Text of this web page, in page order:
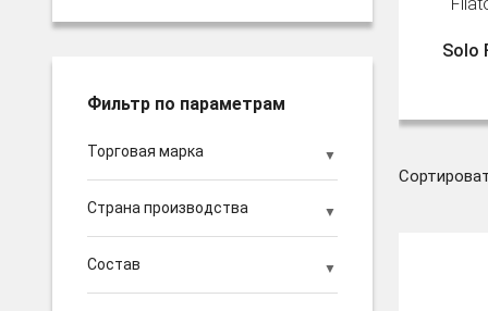
Фильтр по параметрам
Торговая марка
Страна производства
Состав
Solo